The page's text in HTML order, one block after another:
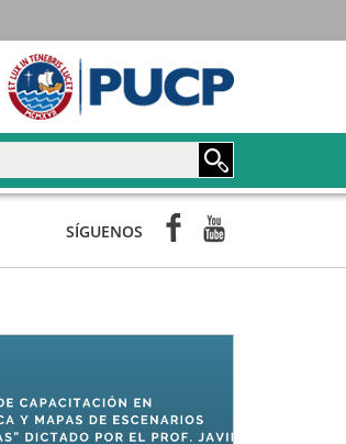
en Ingeniería
SÍGUENOS Facebook